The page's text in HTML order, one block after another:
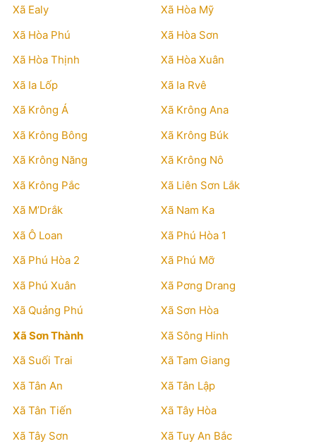
Xã Ealy
Xã Hòa Mỹ
Xã Hòa Phú
Xã Hòa Sơn
Xã Hòa Thịnh
Xã Hòa Xuân
Xã Ia Lốp
Xã Ia Rvê
Xã Krông Á
Xã Krông Ana
Xã Krông Bông
Xã Krông Búk
Xã Krông Năng
Xã Krông Nô
Xã Krông Pắc
Xã Liên Sơn Lắk
Xã M’Drắk
Xã Nam Ka
Xã Ô Loan
Xã Phú Hòa 1
Xã Phú Hòa 2
Xã Phú Mỡ
Xã Phú Xuân
Xã Pơng Drang
Xã Quảng Phú
Xã Sơn Hòa
Xã Sơn Thành
Xã Sông Hinh
Xã Suối Trai
Xã Tam Giang
Xã Tân An
Xã Tân Lập
Xã Tân Tiến
Xã Tây Hòa
Xã Tây Sơn
Xã Tuy An Bắc